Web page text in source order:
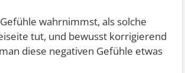
wahrnimmst, als solche
tut, und bewusst korrigierend
diese negativen Gefühle etwas